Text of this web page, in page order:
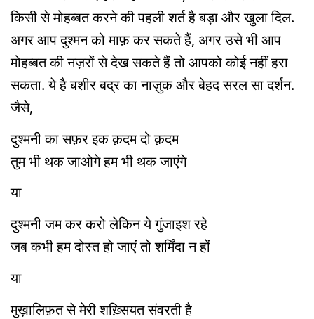
किसी से मोहब्बत करने की पहली शर्त है बड़ा और खुला दिल.
अगर आप दुश्मन को माफ़ कर सकते हैं, अगर उसे भी आप
मोहब्बत की नज़रों से देख सकते हैं तो आपको कोई नहीं हरा
सकता. ये है बशीर बद्र का नाज़ुक और बेहद सरल सा दर्शन.
जैसे,
दुश्मनी का सफ़र इक क़दम दो क़दम
तुम भी थक जाओगे हम भी थक जाएंगे
या
दुश्मनी जम कर करो लेकिन ये गुंजाइश रहे
जब कभी हम दोस्त हो जाएं तो शर्मिंदा न हों
या
मुख़ालिफ़त से मेरी शख़्सियत संवरती है